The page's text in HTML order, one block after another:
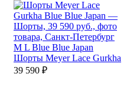
M L Blue Blue Japan
Шорты Meyer Lace Gurkha
39 590 ₽